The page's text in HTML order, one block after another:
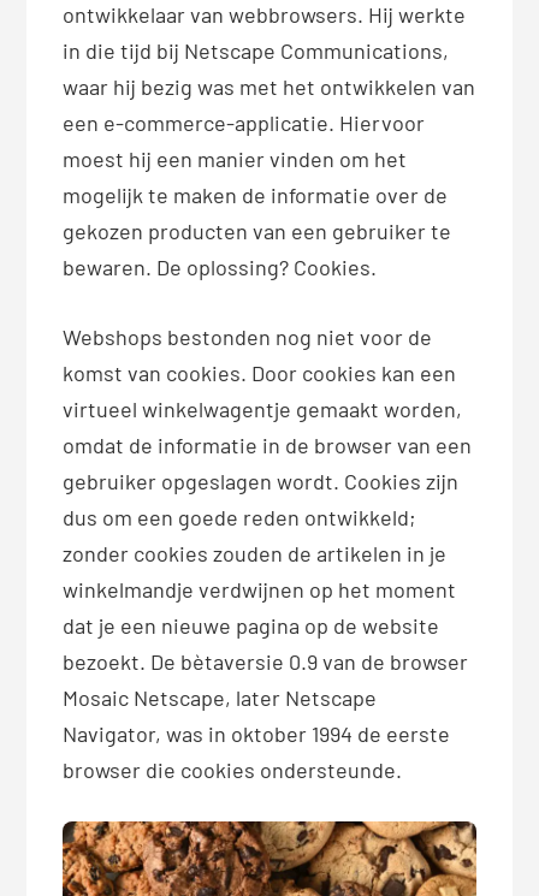
ontwikkelaar van webbrowsers. Hij werkte
in die tijd bij Netscape Communications,
waar hij bezig was met het ontwikkelen van
een e-commerce-applicatie. Hiervoor
moest hij een manier vinden om het
mogelijk te maken de informatie over de
gekozen producten van een gebruiker te
bewaren. De oplossing? Cookies.
Webshops bestonden nog niet voor de
komst van cookies. Door cookies kan een
virtueel winkelwagentje gemaakt worden,
omdat de informatie in de browser van een
gebruiker opgeslagen wordt. Cookies zijn
dus om een goede reden ontwikkeld;
zonder cookies zouden de artikelen in je
winkelmandje verdwijnen op het moment
dat je een nieuwe pagina op de website
bezoekt. De bètaversie 0.9 van de browser
Mosaic Netscape, later Netscape
Navigator, was in oktober 1994 de eerste
browser die cookies ondersteunde.